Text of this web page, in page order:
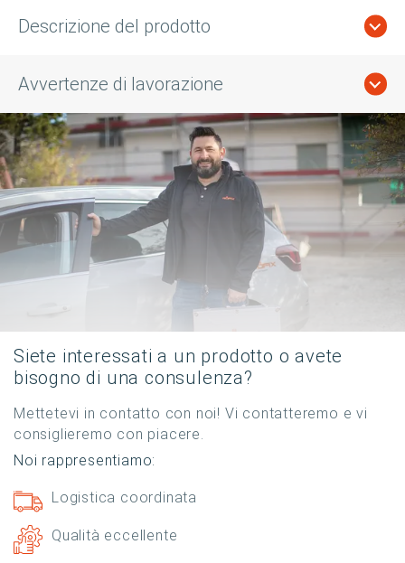
Descrizione del prodotto
Avvertenze di lavorazione
Siete interessati a un prodotto o avete
bisogno di una consulenza?
Mettetevi in contatto con noi! Vi contatteremo e vi
consiglieremo con piacere.
Noi rappresentiamo:
Logistica coordinata
Qualità eccellente